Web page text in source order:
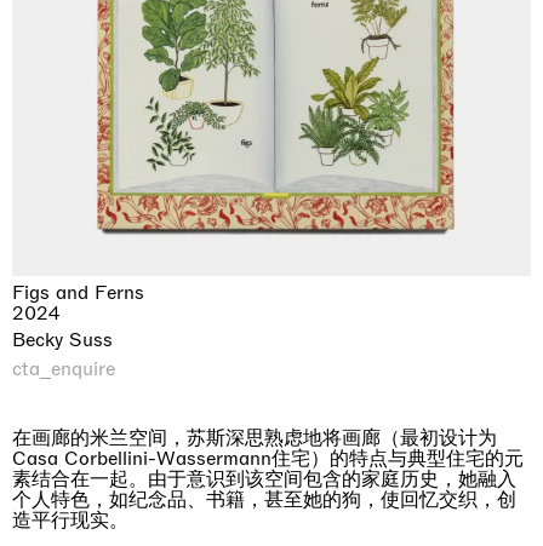
Figs and Ferns
2024
Becky Suss
cta_enquire
在画廊的米兰空间，苏斯深思熟虑地将画廊（最初设计为
Casa Corbellini-Wassermann住宅）的特点与典型住宅的元
素结合在一起。由于意识到该空间包含的家庭历史，她融入
个人特色，如纪念品、书籍，甚至她的狗，使回忆交织，创
造平行现实。